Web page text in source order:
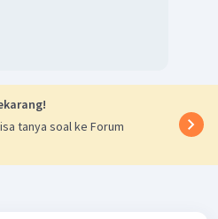
tanya soal ke Forum